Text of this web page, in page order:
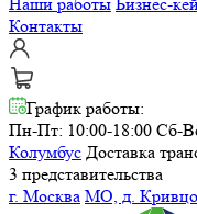
Контакты
График работы:
Пн-Пт: 10:00-18:00 Сб-
Колумбус Доставка
3 представительства
г. Москва МО, д.